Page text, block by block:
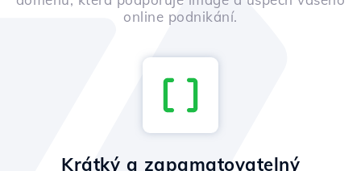
online podnikání.
Krátký a zapamatovatelný